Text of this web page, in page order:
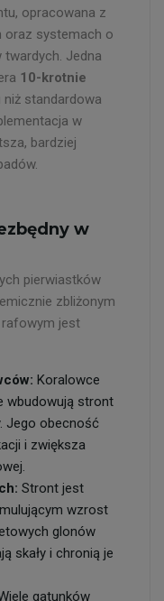
opracowana z
oraz systemach o
Jedna
10-krotnie
standardowa
w
bardziej
w
pierwiastków
zbliżonym
rafowym jest
Koralowce
wbudowują stront
Jego obecność
i zwiększa
Stront jest
wzrost
glonów
skały i chronią je
gatunków